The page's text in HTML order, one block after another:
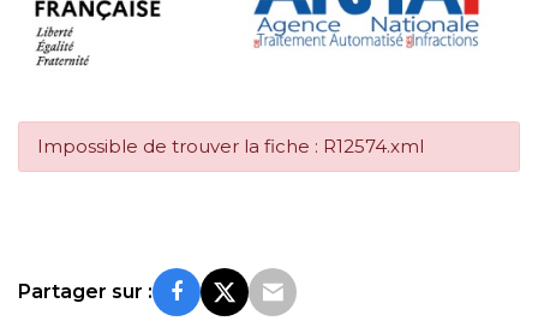
Impossible de trouver la fiche : R12574.xml
Partager sur :